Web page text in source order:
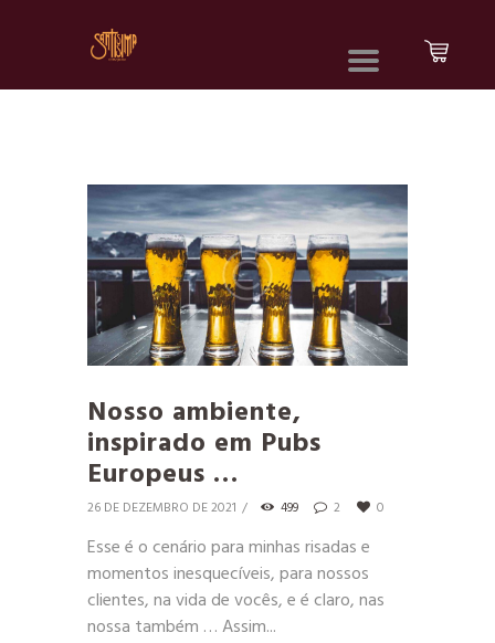
Nosso ambiente,
inspirado em Pubs
Europeus …
26 DE DEZEMBRO DE 2021 499 2 0
Esse é o cenário para minhas risadas e
momentos inesquecíveis, para nossos
clientes, na vida de vocês, e é claro, nas
nossa também … Assim...